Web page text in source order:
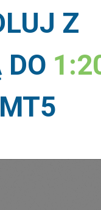
Więcej >
Z
DO